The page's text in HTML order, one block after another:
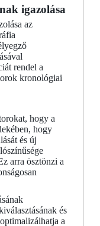
igazolása
az
rendel a
kronológiai
hogy a
hogy
és új
arra ösztönzi a
és
a